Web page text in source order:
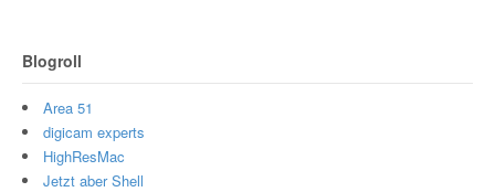
Blogroll
Area 51
digicam experts
HighResMac
Jetzt aber Shell